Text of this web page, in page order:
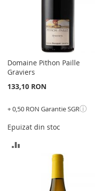
Domaine Pithon Paille
Graviers
133,10 RON
+ 0,50 RON Garantie SGRⓘ
Epuizat din stoc
COMPARARE